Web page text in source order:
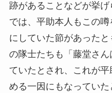
跡があることなどが挙
では、平助本人もこの
にしていた節があった
の隊士たちも「藤堂さ
ていたとされ、これが
める一因にもなっていた